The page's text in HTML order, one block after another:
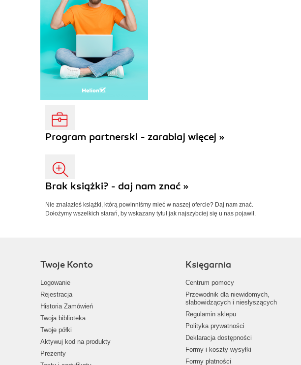
Program partnerski - zarabiaj więcej »
Brak książki? - daj nam znać »
Nie znalazłeś książki, którą powinniśmy mieć w naszej ofercie? Daj nam znać.
Dołożymy wszelkich starań, by wskazany tytuł jak najszybciej się u nas pojawił.
Twoje Konto
Logowanie
Rejestracja
Historia Zamówień
Twoja biblioteka
Twoje półki
Aktywuj kod na produkty
Prezenty
Księgarnia
Centrum pomocy
Przewodnik dla niewidomych,
słabowidzących i niesłyszących
Regulamin sklepu
Polityka prywatności
Deklaracja dostępności
Formy i koszty wysyłki
Formy płatności